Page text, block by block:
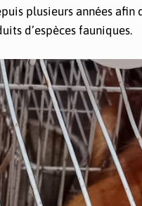
plusieurs années afin
d’espèces fauniques.